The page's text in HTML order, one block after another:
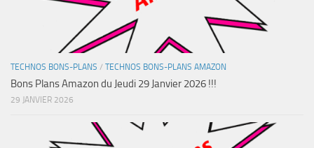
TECHNOS BONS-PLANS / TECHNOS BONS-PLANS AMAZON
Bons Plans Amazon du Jeudi 29 Janvier 2026 !!!
29 JANVIER 2026